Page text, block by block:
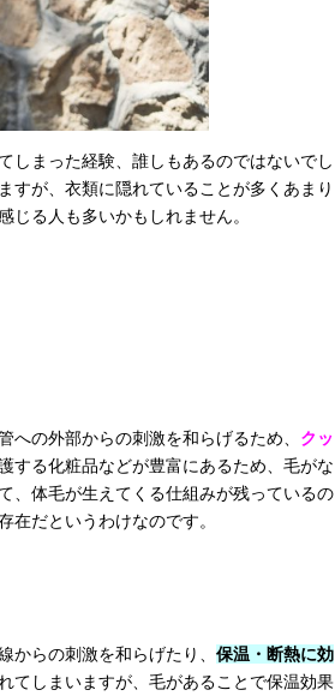
しまった経験、誰しもあるのではないでし
すが、衣類に隠れていることが多くあまり
じる人も多いかもしれません。
の外部からの刺激を和らげるため、 クッ
する化粧品などが豊富にあるため、毛がな
、体毛が生えてくる仕組みが残っているの
だというわけなのです。
らの刺激を和らげたり、 保温・断熱に効
てしまいますが、毛があることで保温効果